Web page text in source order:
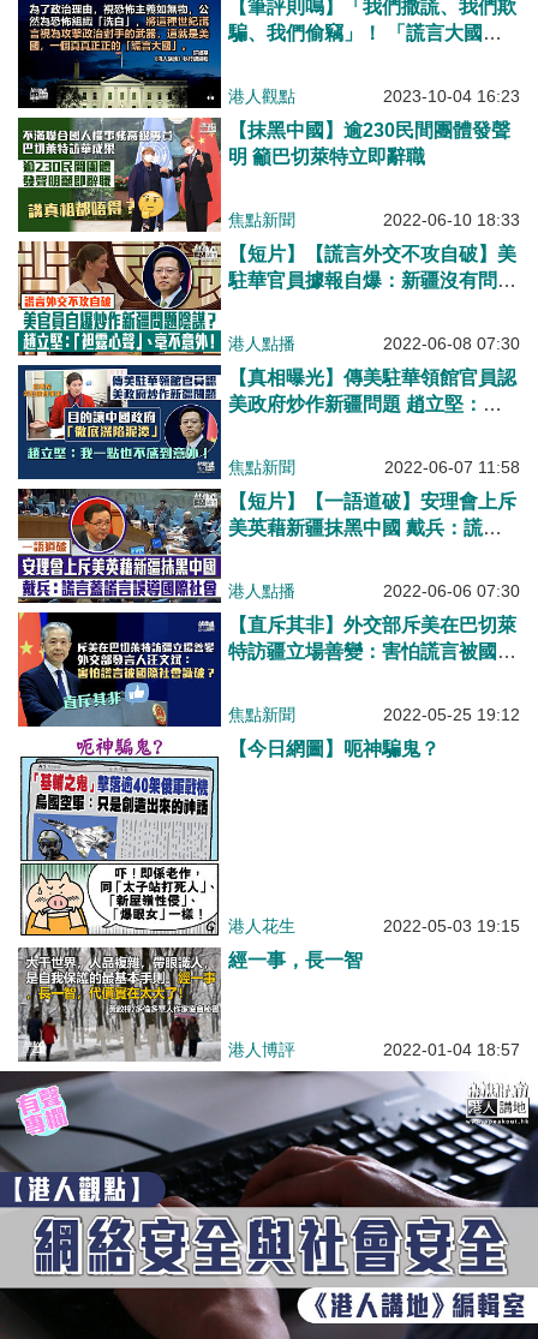
【筆評則鳴】「我們撒謊、我們欺
騙、我們偷竊」！ 「謊言大國」
港人觀點 2023-10-04 16:23
【抹黑中國】逾230民間團體發聲
明 籲巴切萊特立即辭職
焦點新聞 2022-06-10 18:33
【短片】【謊言外交不攻自破】美
駐華官員據報自爆：新疆沒有問
潭」？外交部趙立堅：非美方官員
港人點播 2022-06-08 07:30
【真相曝光】傳美駐華領館官員認
美政府炒作新疆問題 趙立堅：我
員首次袒露心聲！
焦點新聞 2022-06-07 11:58
【短片】【一語道破】安理會上斥
美英藉新疆抹黑中國 戴兵：謊言
港人點播 2022-06-06 07:30
【直斥其非】外交部斥美在巴切萊
特訪疆立場善變：害怕謊言被國際
焦點新聞 2022-05-25 19:12
【今日網圖】呃神騙鬼？
港人花生 2022-05-03 19:15
經一事，長一智
港人博評 2022-01-04 18:57